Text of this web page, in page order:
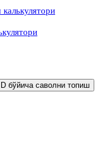
ID бўйича саволни топиш